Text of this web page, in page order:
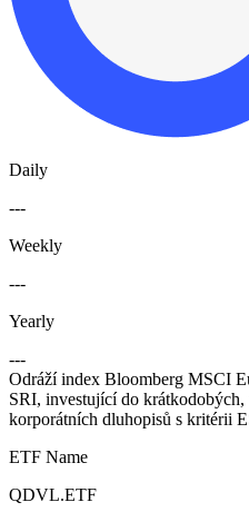
Daily
---
Weekly
---
Yearly
---
Odráží index Bloomberg MSCI
SRI, investující do
korporátních dluhopisů s kritérii
ETF Name
QDVL.ETF